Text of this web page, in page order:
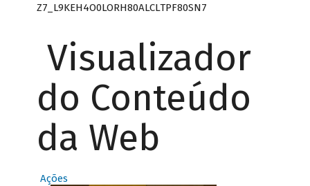
Z7_L9KEH4O0LORH80ALCLTPF80SN7
Visualizador
do Conteúdo
da Web
Ações